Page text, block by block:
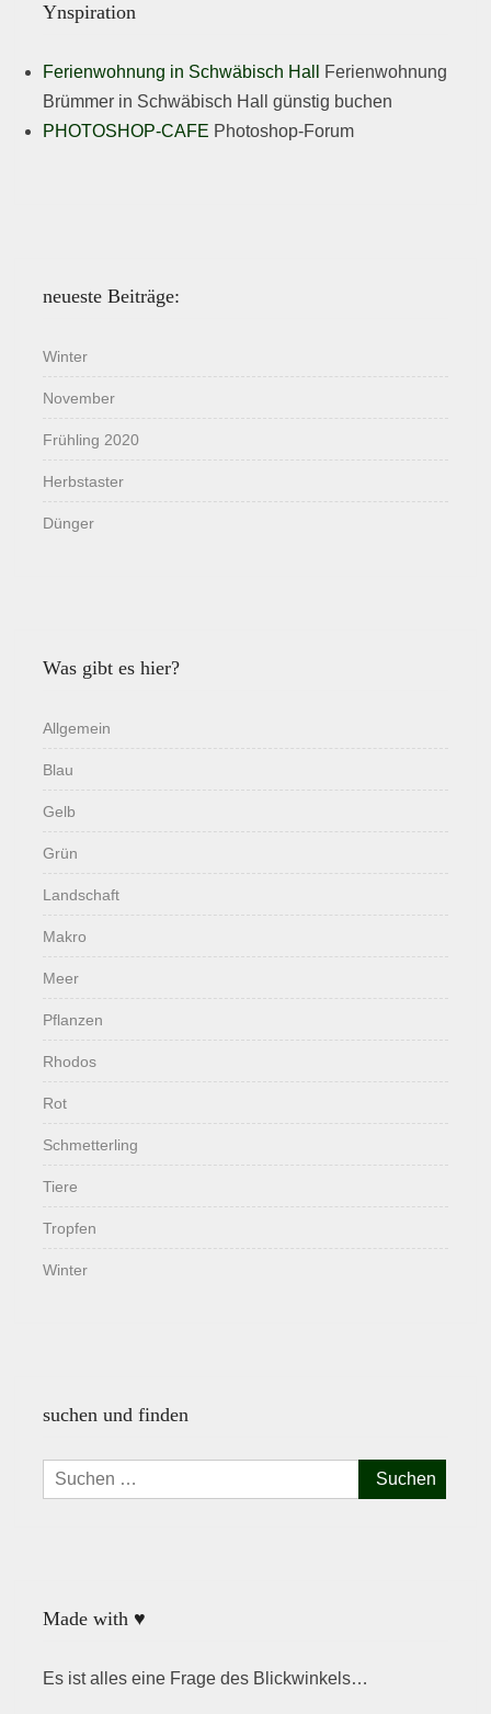
Ynspiration
Ferienwohnung in Schwäbisch Hall
Ferienwohnung
Brümmer in Schwäbisch Hall günstig buchen
PHOTOSHOP-CAFE Photoshop-Forum
neueste Beiträge:
Winter
November
Frühling 2020
Herbstaster
Dünger
Was gibt es hier?
Allgemein
Blau
Gelb
Grün
Landschaft
Makro
Meer
Pflanzen
Rhodos
Rot
Schmetterling
Tiere
Tropfen
Winter
suchen und finden
Suchen
nach:
Made with ♥
Es ist alles eine Frage des Blickwinkels…